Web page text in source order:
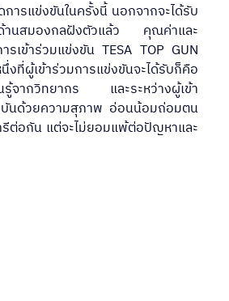
ข่งขันในครั้งนี้ นอกจากจะได้รับ
ด้านสมองกลฝังตัวแล้ว  คุณค่าและ
รเข้าร่วมแข่งขัน TESA TOP GUN
ที่ผู้เข้าร่วมการแข่งขันจะได้รับก็คือ
นรู้จากวิทยากร และระหว่างผู้เข้า
บันด้วยความสุภาพ อ่อนน้อมถ่อมตน
รีต่อกัน แต่จะไม่ยอมแพ้ต่อปัญหาและ